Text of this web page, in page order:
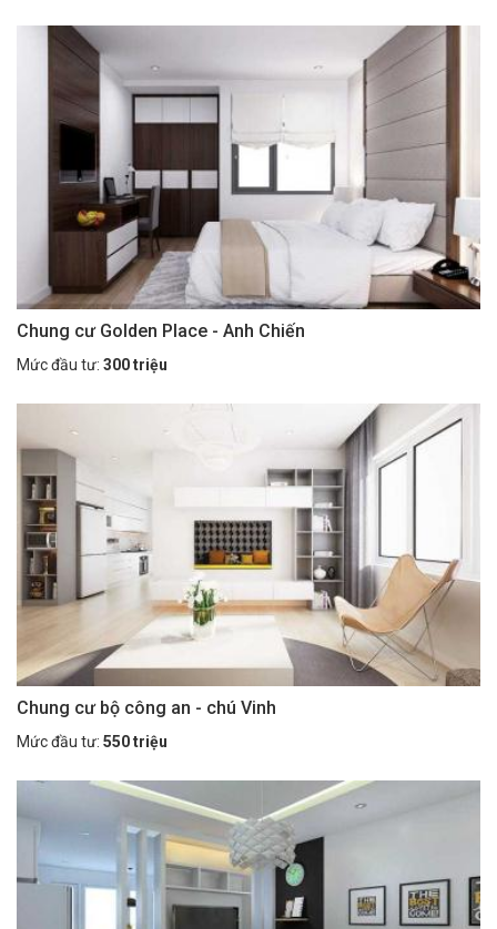
Chung cư Golden Place - Anh Chiến
Mức đầu tư: 300 triệu
Chung cư bộ công an - chú Vinh
Mức đầu tư: 550 triệu